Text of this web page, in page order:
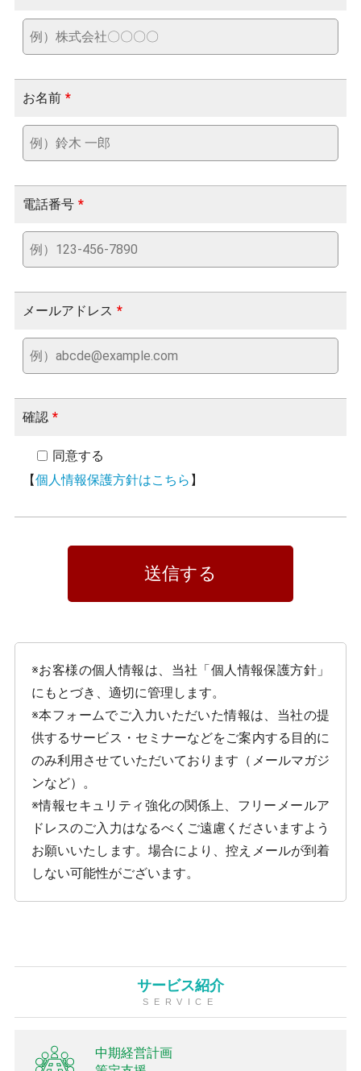
お名前 *
電話番号 *
メールアドレス *
確認 *
同意する
【個人情報保護方針はこちら 】
※お客様の個人情報は、当社「個人情報保護方針」
にもとづき、適切に管理します。
※本フォームでご入力いただいた情報は、当社の提
供するサービス・セミナーなどをご案内する目的に
のみ利用させていただいております（メールマガジ
ンなど）。
※情報セキュリティ強化の関係上、フリーメールア
ドレスのご入力はなるべくご遠慮くださいますよう
お願いいたします。場合により、控えメールが到着
しない可能性がございます。
サービス紹介
SERVICE
中期経営計画